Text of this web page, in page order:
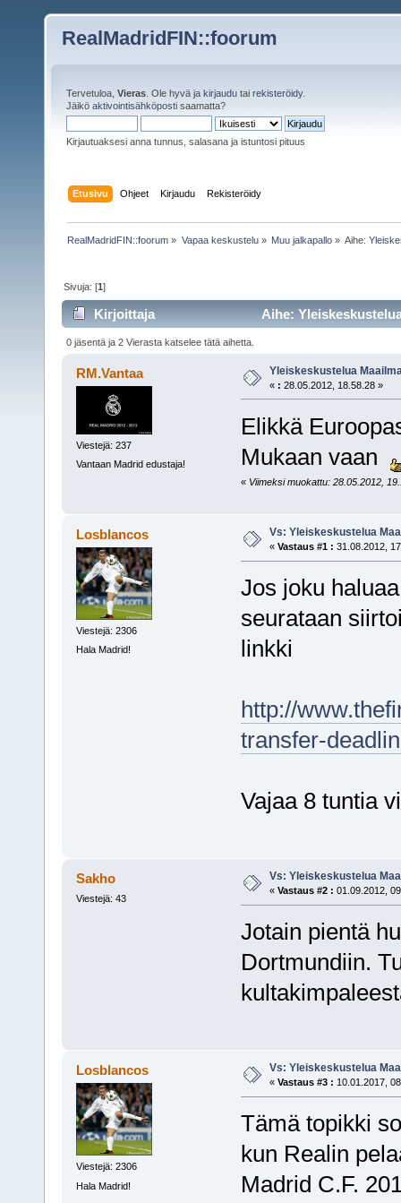
RealMadridFIN::foorum
Tervetuloa, Vieras . Ole hyvä ja kirjaudu tai rekisteröidy.
Jäikö aktivointisähköposti saamatta?
Kirjautuaksesi anna tunnus, salasana ja istuntosi pituus
Etusivu Ohjeet Kirjaudu Rekisteröidy
RealMadridFIN::foorum » Vapaa keskustelu» Muu jalkapallo» Aihe:
Sivuja: [1]
Kirjoittaja Aihe:
0 jäsentä ja 2 Vierasta katselee tätä aihetta.
RM.Vantaa
Viestejä: 237
Vantaan Madrid edustaja!
Yleiskeskustelua
« : 28.05.2012, 18.58.28 »
Elikkä
Mukaan vaan
« Viimeksi muokattu: 28.05.2012,
Losblancos
Viestejä: 2306
Hala Madrid!
Vs: Yleiskeskustelua
« Vastaus #1 : 31.08.2012,
Jos joku
seurataan
linkki
http://
transfer-
Vajaa 8 tuntia
Sakho
Viestejä: 43
Vs: Yleiskeskustelua
« Vastaus #2 : 01.09.2012,
Jotain pientä
Dortmundiin.
Losblancos
Viestejä: 2306
Hala Madrid!
Vs: Yleiskeskustelua
« Vastaus #3 : 10.01.2017,
Tämä topikki
kun Realin
Madrid C.F.